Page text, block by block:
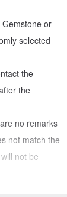
or
selected
the
the
no remarks
not match the
not be